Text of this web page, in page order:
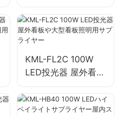
ヤー、港湾およびド
ック照明
KML-FL2C 100W
LED投光器 屋外看板
や大型看板照明用サ
プライヤー